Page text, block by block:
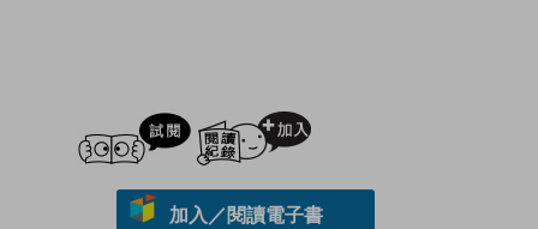
試閲
加入／閱讀電子書